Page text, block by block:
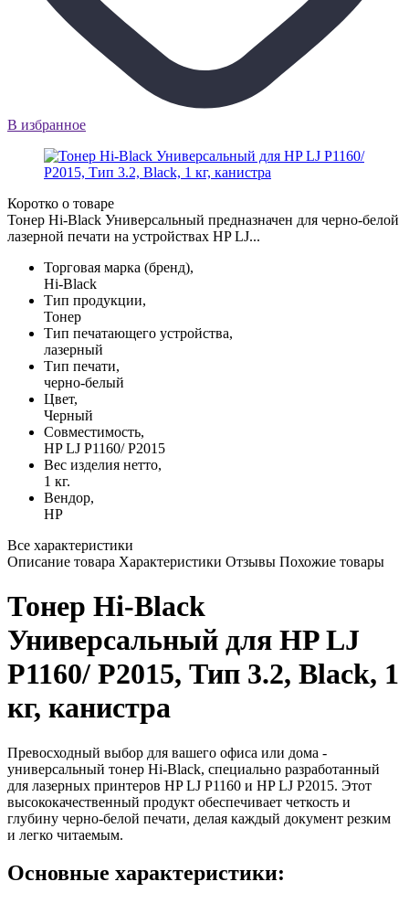
В избранное
Коротко о товаре
Тонер Hi-Black Универсальный предназначен для черно-белой
лазерной печати на устройствах HP LJ...
Торговая марка (бренд),
Hi-Black
Тип продукции,
Тонер
Тип печатающего устройства,
лазерный
Тип печати,
черно-белый
Цвет,
Черный
Совместимость,
HP LJ P1160/ P2015
Вес изделия нетто,
1 кг.
Вендор,
HP
Все характеристики
Описание товара Характеристики Отзывы Похожие товары
Тонер Hi-Black
Универсальный для HP LJ
P1160/ P2015, Тип 3.2, Black, 1
кг, канистра
Превосходный выбор для вашего офиса или дома -
универсальный тонер Hi-Black, специально разработанный
для лазерных принтеров HP LJ P1160 и HP LJ P2015. Этот
высококачественный продукт обеспечивает четкость и
глубину черно-белой печати, делая каждый документ резким
и легко читаемым.
Основные характеристики: